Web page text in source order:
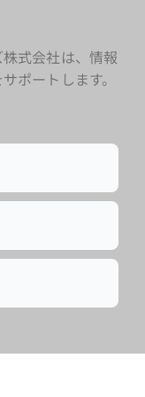
式会社は、情報
ポートします。